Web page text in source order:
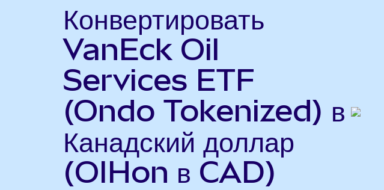
Конвертировать
VanEck Oil
Services ETF
(Ondo Tokenized) в
Канадский доллар
(OIHon в CAD)